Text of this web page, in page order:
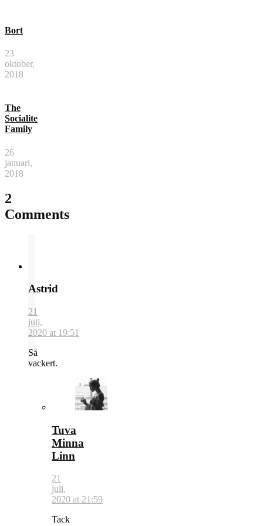
Bort
23
oktober,
2018
The
Socialite
Family
26
januari,
2018
2
Comments
Astrid
21
juli,
2020 at 19:51
Så
vackert.
Tuva
Minna
Linn
21
juli,
2020 at 21:59
Tack